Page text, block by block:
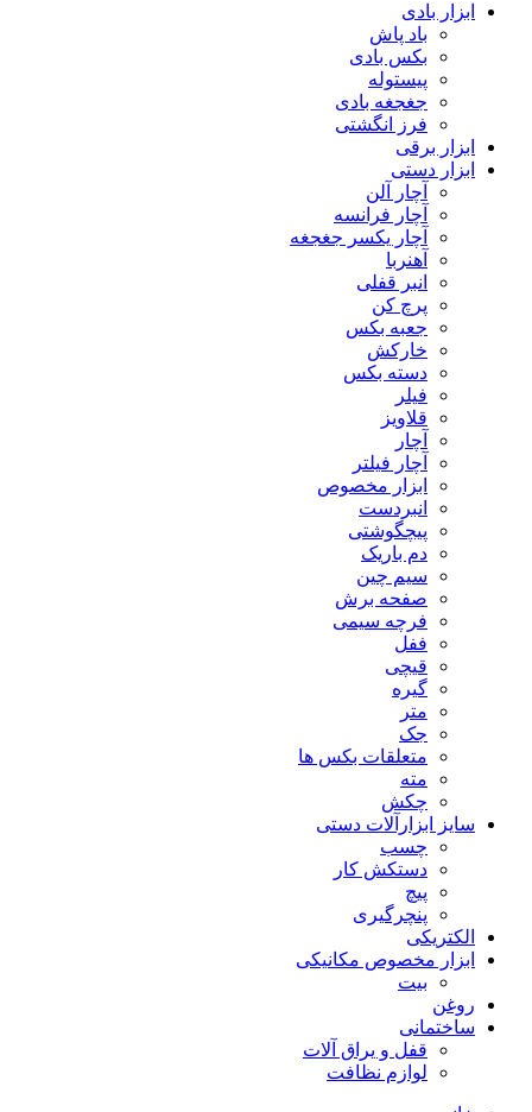
ابزار بادی
باد پاش
بکس بادی
پیستوله
جغجغه بادی
فرز انگشتی
ابزار برقی
ابزار دستی
آچار آلن
آچار فرانسه
آچار یکسر جغجغه
آهنربا
انبر قفلی
پرچ کن
جعبه بکس
خارکش
دسته بکس
فیلر
قلاویز
آچار
آچار فیلتر
ابزار مخصوص
انبردست
پیچگوشتی
دم باریک
سیم چین
صفحه برش
فرچه سیمی
ففل
قیچی
گیره
متر
جک
متعلقات بکس ها
مته
چکش
سایز ابزارآلات دستی
چسب
دستکش کار
پیچ
پنچرگیری
الکتریکی
ابزار مخصوص مکانیکی
بیت
روغن
ساختمانی
قفل و یراق آلات
لوازم نظافت